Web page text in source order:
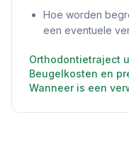
Hoe worden
een eventuele
Orthodontietraject
Beugelkosten en
Wanneer is een